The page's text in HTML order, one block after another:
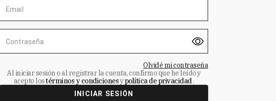
Email
Contraseña
Olvidé mi contraseña
Al iniciar sesión o al registrar la cuenta, confirmo que he leído y
acepto lostérminos y condicionesypolítica de privacidad.
INICIAR SESIÓN